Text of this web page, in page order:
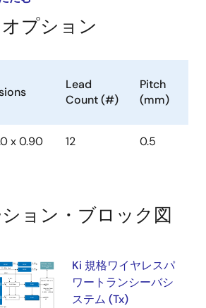
プション
Lead
Count (#)
Pitch
(mm)
x 0.90 12 0.5
ョン・ブロック図
Ki 規格ワイヤレスパ
ワートランシーバシ
ステム (Tx)